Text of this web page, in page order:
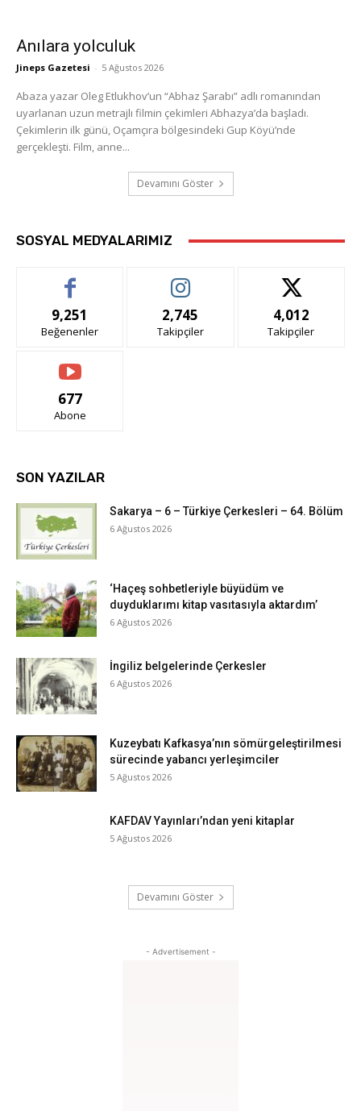
Anılara yolculuk
Jineps Gazetesi - 5 Ağustos 2026
Abaza yazar Oleg Etlukhov’un “Abhaz Şarabı” adlı romanından
uyarlanan uzun metrajlı filmin çekimleri Abhazya’da başladı.
Çekimlerin ilk günü, Oçamçıra bölgesindeki Gup Köyü’nde
gerçekleşti. Film, anne...
Devamını Göster
SOSYAL MEDYALARIMIZ
9,251
Beğenenler
2,745
Takipçiler
4,012
Takipçiler
677
Abone
SON YAZILAR
Sakarya – 6 – Türkiye Çerkesleri – 64. Bölüm
6 Ağustos 2026
‘Haçeş sohbetleriyle büyüdüm ve
duyduklarımı kitap vasıtasıyla aktardım’
6 Ağustos 2026
İngiliz belgelerinde Çerkesler
6 Ağustos 2026
Kuzeybatı Kafkasya’nın sömürgeleştirilmesi
sürecinde yabancı yerleşimciler
5 Ağustos 2026
KAFDAV Yayınları’ndan yeni kitaplar
5 Ağustos 2026
Devamını Göster
- Advertisement -